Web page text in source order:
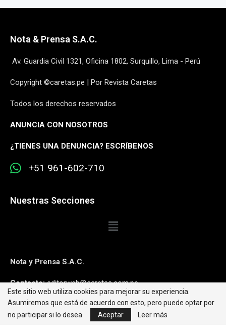
Nota & Prensa S.A.C.
Av. Guardia Civil 1321, Oficina 1802, Surquillo, Lima - Perú
Copyright ©caretas.pe | Por Revista Caretas
Todos los derechos reservados
ANUNCIA CON NOSOTROS
¿TIENES UNA DENUNCIA? ESCRÍBENOS
+51 961-602-710
Nuestras Secciones
Nota y Prensa S.A.C.
Contacto:editorweb@caretas.com.pe
Síguenos:
Este sitio web utiliza cookies para mejorar su experiencia.
Asumiremos que está de acuerdo con esto, pero puede optar por
no participar si lo desea.
Aceptar Leer más